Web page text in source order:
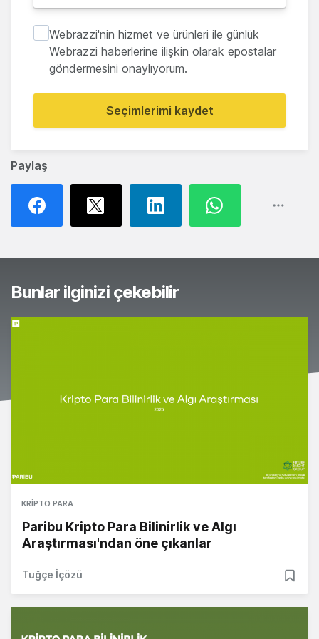
Paylaş
Webrazzi'nin hizmet ve ürünleri ile günlük
Webrazzi haberlerine ilişkin olarak epostalar
göndermesini onaylıyorum.
Seçimlerimi kaydet
Bunlar ilginizi çekebilir
KRIPTO PARA
Paribu Kripto Para Bilinirlik ve Algı
Araştırması'ndan öne çıkanlar
Tuğçe İçözü